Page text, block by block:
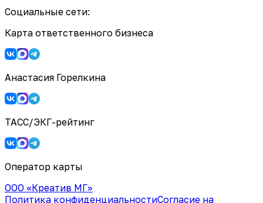
Социальные сети:
Карта ответственного бизнеса
Анастасия Горелкина
ТАСС/ЭКГ-рейтинг
Оператор карты
ООО «Креатив МГ»
Политика конфиденциальностиСогласие на